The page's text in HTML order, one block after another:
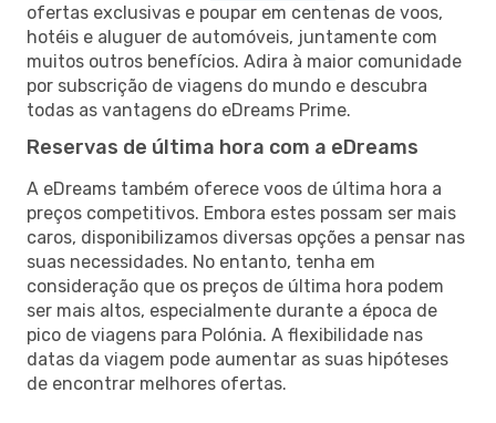
ofertas exclusivas e poupar em centenas de voos,
hotéis e aluguer de automóveis, juntamente com
muitos outros benefícios. Adira à maior comunidade
por subscrição de viagens do mundo e descubra
todas as vantagens do eDreams Prime.
Reservas de última hora com a eDreams
A eDreams também oferece voos de última hora a
preços competitivos. Embora estes possam ser mais
caros, disponibilizamos diversas opções a pensar nas
suas necessidades. No entanto, tenha em
consideração que os preços de última hora podem
ser mais altos, especialmente durante a época de
pico de viagens para Polónia. A flexibilidade nas
datas da viagem pode aumentar as suas hipóteses
de encontrar melhores ofertas.